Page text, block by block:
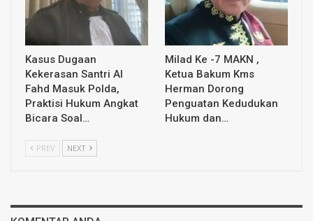
Kasus Dugaan
Kekerasan Santri Al
Fahd Masuk Polda,
Praktisi Hukum Angkat
Bicara Soal…
Milad Ke -7 MAKN ,
Ketua Bakum Kms
Herman Dorong
Penguatan Kedudukan
Hukum dan…
PREV NEXT